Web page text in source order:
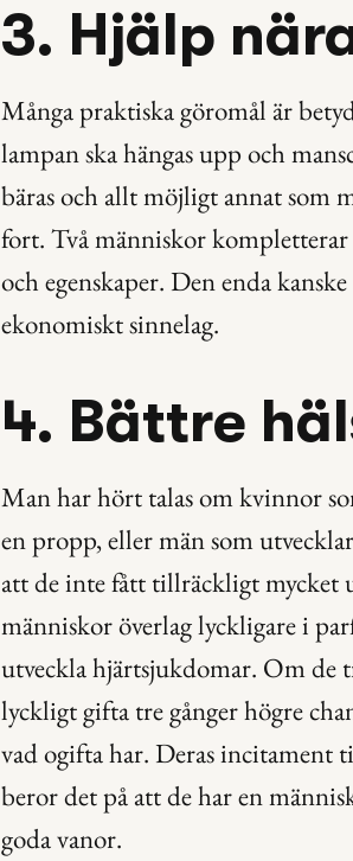
3. Hjälp
Många praktiska göromål är
lampan ska hängas upp och
bäras och allt möjligt annat som
fort. Två människor
och egenskaper. Den enda
ekonomiskt sinnelag.
4. Bättre
Man har hört talas om kvinnor
en propp, eller män som
att de inte fått tillräckligt mycket
människor överlag lyckligare i
utveckla hjärtsjukdomar. Om de
lyckligt gifta tre gånger högre
vad ogifta har. Deras incitament
beror det på att de har en
goda vanor.